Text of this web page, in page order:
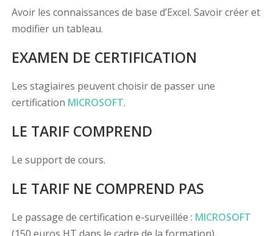
Avoir les connaissances de base d’Excel. Savoir créer et
modifier un tableau.
EXAMEN DE CERTIFICATION
Les stagiaires peuvent choisir de passer une
certification MICROSOFT.
LE TARIF COMPREND
Le support de cours.
LE TARIF NE COMPREND PAS
Le passage de certification e-surveillée : MICROSOFT